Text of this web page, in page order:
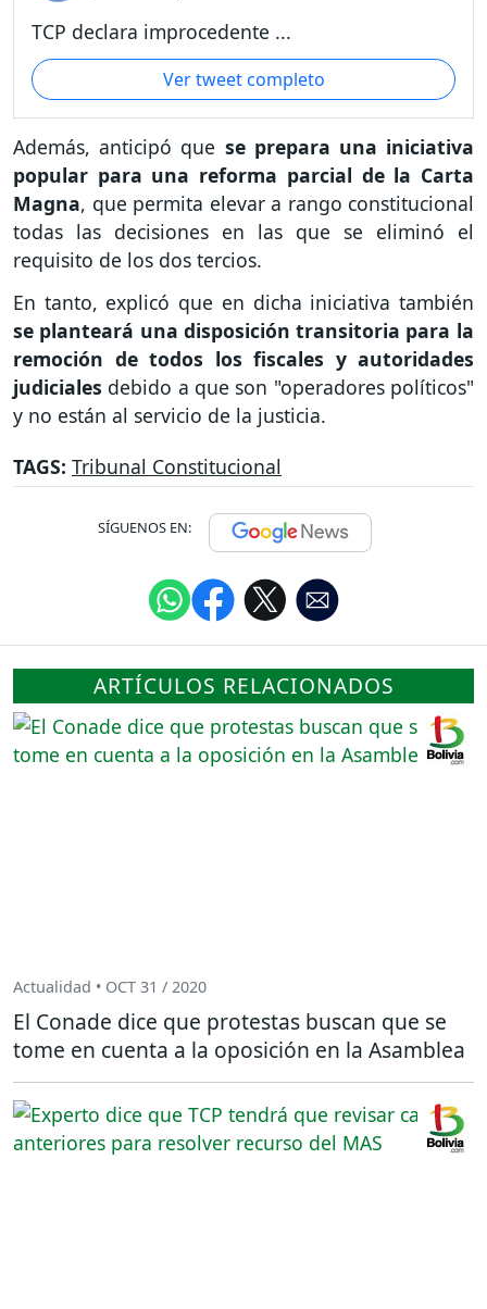
TCP declara improcedente ...
Ver tweet completo
Además, anticipó que se prepara una iniciativa
popular para una reforma parcial de la Carta
Magna, que permita elevar a rango constitucional
todas las decisiones en las que se eliminó el
requisito de los dos tercios.
En tanto, explicó que en dicha iniciativa también
se planteará una disposición transitoria para la
remoción de todos los fiscales y autoridades
judiciales debido a que son "operadores políticos"
y no están al servicio de la justicia.
TAGS: Tribunal Constitucional
SÍGUENOS EN:
ARTÍCULOS RELACIONADOS
Actualidad • OCT 31 / 2020
El Conade dice que protestas buscan que se
tome en cuenta a la oposición en la Asamblea